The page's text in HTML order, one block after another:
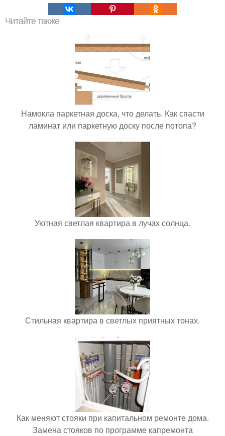
Читайте также
Намокла паркетная доска, что делать. Как спасти
ламинат или паркетную доску после потопа?
Уютная светлая квартира в лучах солнца.
Стильная квартира в светлых приятных тонах.
Как меняют стояки при капитальном ремонте дома.
Замена стояков по программе капремонта